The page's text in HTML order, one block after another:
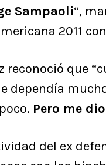
Sampaoli“,
2011
reconoció que
dependía
Pero me
del ex